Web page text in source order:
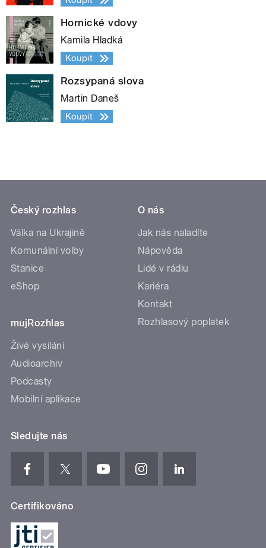
Hornické vdovy
Kamila Hladká
Koupit
Rozsypaná slova
Martin Daneš
Koupit
Český rozhlas
Válka na Ukrajině
Komunální volby
Stanice
eShop
mujRozhlas
Živé vysílání
Audioarchiv
Podcasty
Mobilní aplikace
O nás
Jak nás naladíte
Nápověda
Lidé v rádiu
Kariéra
Kontakt
Rozhlasový poplatek
Sledujte nás
Certifikováno